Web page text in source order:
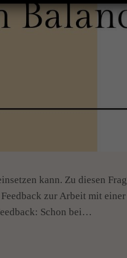
kann. Zu diesen
zur Arbeit mit
Schon bei…